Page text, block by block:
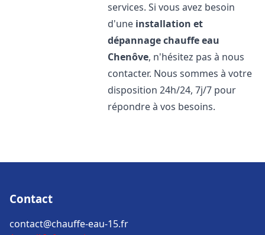
services. Si vous avez besoin
d'une installation et
dépannage chauffe eau
Chenôve, n'hésitez pas à nous
contacter. Nous sommes à votre
disposition 24h/24, 7j/7 pour
répondre à vos besoins.
Contact
contact@chauffe-eau-15.fr